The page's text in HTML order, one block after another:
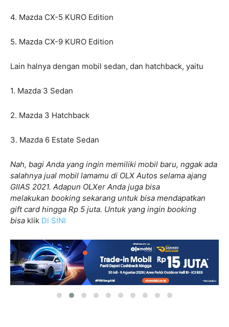
4. Mazda CX-5 KURO Edition
5. Mazda CX-9 KURO Edition
Lain halnya dengan mobil sedan, dan hatchback, yaitu
1. Mazda 3 Sedan
2. Mazda 3 Hatchback
3. Mazda 6 Estate Sedan
Nah, bagi Anda yang ingin memiliki mobil baru, nggak ada
salahnya jual mobil lamamu di OLX Autos selama ajang
GIIAS 2021. Adapun OLXer Anda juga bisa
melakukan booking sekarang untuk bisa mendapatkan
gift card hingga Rp 5 juta. Untuk yang ingin booking
bisa klik Di SINI